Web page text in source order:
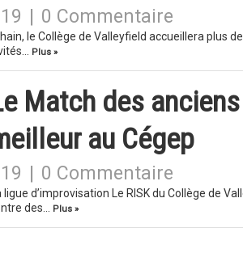
0 Commentaire
le Collège de Valleyfield accueillera plus
Plus »
Match des
au Cégep
0 Commentaire
ligue d’improvisation Le RISK du Collège de
des…
Plus »